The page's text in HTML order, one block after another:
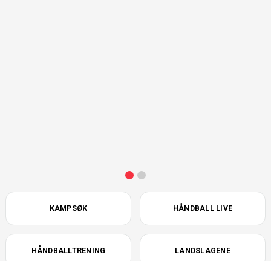
KAMPSØK HÅNDBALL LIVE
HÅNDBALLTRENING LANDSLAGENE